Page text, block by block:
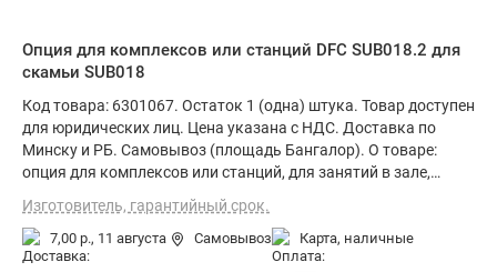
Опция для комплексов или станций DFC SUB018.2 для
скамьи SUB018
Код товара: 6301067. Остаток 1 (одна) штука. Товар доступен
для юридических лиц. Цена указана с НДС. Доставка по
Минску и РБ. Самовывоз (площадь Бангалор). О товаре:
опция для комплексов или станций, для занятий в зале,
Изготовитель, гарантийный срок.
7,00 р., 11 августа Самовывоз карта, наличные